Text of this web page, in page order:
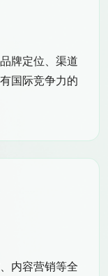
牌定位、渠道
国际竞争力的
内容营销等全